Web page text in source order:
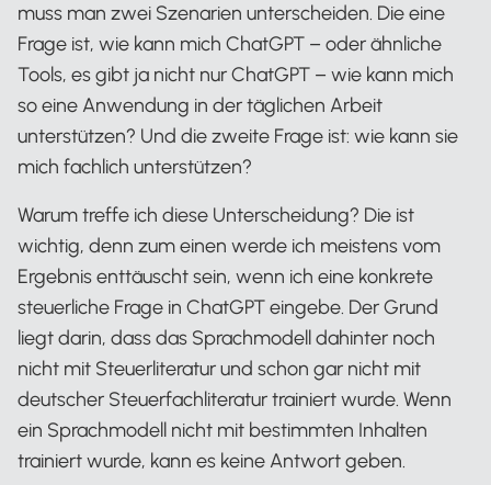
muss man zwei Szenarien unterscheiden. Die eine
Frage ist, wie kann mich ChatGPT – oder ähnliche
Tools, es gibt ja nicht nur ChatGPT – wie kann mich
so eine Anwendung in der täglichen Arbeit
unterstützen? Und die zweite Frage ist: wie kann sie
mich fachlich unterstützen?
Warum treffe ich diese Unterscheidung? Die ist
wichtig, denn zum einen werde ich meistens vom
Ergebnis enttäuscht sein, wenn ich eine konkrete
steuerliche Frage in ChatGPT eingebe. Der Grund
liegt darin, dass das Sprachmodell dahinter noch
nicht mit Steuerliteratur und schon gar nicht mit
deutscher Steuerfachliteratur trainiert wurde. Wenn
ein Sprachmodell nicht mit bestimmten Inhalten
trainiert wurde, kann es keine Antwort geben.